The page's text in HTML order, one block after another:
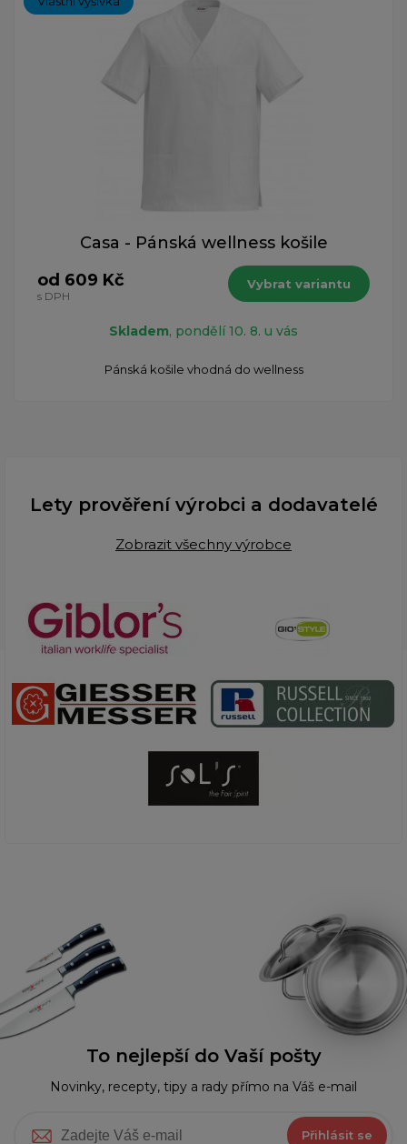
Casa - Pánská wellness košile
od 609 Kč
s DPH
Vybrat variantu
Skladem, pondělí 10. 8. u vás
Pánská košile vhodná do wellness
Lety prověření výrobci a dodavatelé
Zobrazit všechny výrobce
To nejlepší do Vaší pošty
Novinky, recepty, tipy a rady přímo na Váš e-mail
Přihlásit se